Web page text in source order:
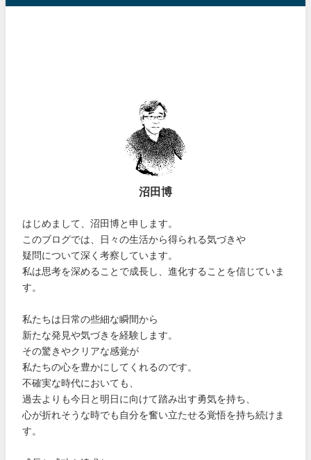
沼田博
はじめまして、沼田博と申します。
このブログでは、日々の生活から得られる気づきや
疑問について深く考察しています。
私は思考を深めることで成長し、進化することを信じていま
す。
私たちは日常の些細な瞬間から
新たな発見や気づきを経験します。
その驚きやクリアな感覚が
私たちの心を豊かにしてくれるのです。
不確実な時代においても、
過去よりも今日と明日に向けて踏み出す勇気を持ち、
心が折れそうな時でも自分を奮い立たせる覚悟を持ち続けま
す。